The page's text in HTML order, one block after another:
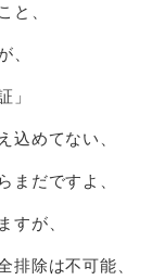
と、
、
」
込めてない、
まだですよ、
すが、
排除は不可能、